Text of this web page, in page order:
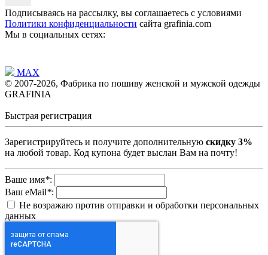
Подписываясь на рассылку, вы соглашаетесь с условиями
Политики конфиденциальности сайта grafinia.com
Мы в социальных сетях:
MAX
© 2007-2026, Фабрика по пошиву женской и мужской одежды
GRAFINIA
Быстрая регистрация
Зарегистрируйтесь и получите дополнительную скидку 3%
на любой товар. Код купона будет выслан Вам на почту!
Ваше имя*:
Ваш eMail*:
Не возражаю против отправки и обработки персональных
данных